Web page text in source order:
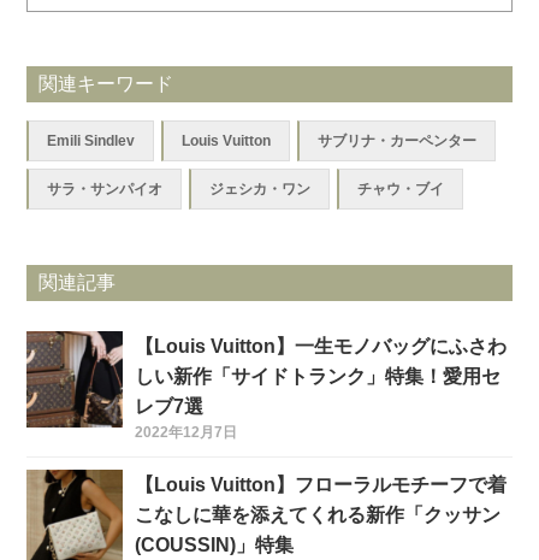
関連キーワード
Emili Sindlev Louis Vuitton サブリナ・カーペンター
サラ・サンパイオ ジェシカ・ワン チャウ・ブイ
関連記事
【Louis Vuitton】一生モノバッグにふさわ
しい新作「サイドトランク」特集！愛用セ
レブ7選
2022年12月7日
【Louis Vuitton】フローラルモチーフで着
こなしに華を添えてくれる新作「クッサン
(COUSSIN)」特集